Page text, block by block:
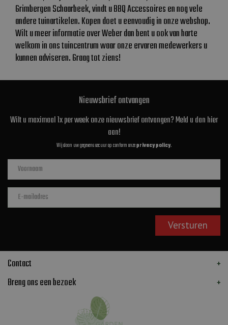
Grimbergen Schaarbeek, vindt u BBQ Accessoires en nog vele
andere tuinartikelen. Kopen doet u eenvoudig in onze webshop.
Wilt u meer informatie over Weber dan bent u ook van harte
welkom in ons tuincentrum waar onze ervaren medewerkers u
kunnen adviseren. Graag tot ziens!
Nieuwsbrief ontvangen
Wilt u maximaal 1x per week onze nieuwsbrief ontvangen? Meld u dan hier
aan!
Wij slaan uw gegevens secuur op conform onzeprivacy policy.
Contact
Breng ons een bezoek